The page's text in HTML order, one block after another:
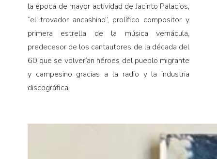
la época de mayor actividad de Jacinto Palacios,
“el trovador ancashino”, prolífico compositor y
primera estrella de la música vernácula,
predecesor de los cantautores de la década del
60 que se volverían héroes del pueblo migrante
y campesino gracias a la radio y la industria
discográfica.